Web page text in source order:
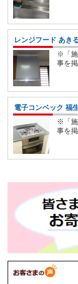
レンジフード あき
※「施
事を
電子コンベック 福
※「施
事を